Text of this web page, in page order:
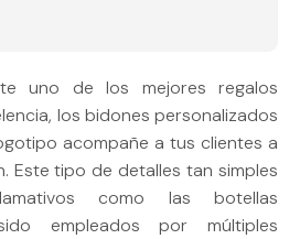
uno de los mejores regalos
los bidones personalizados
acompañe a tus clientes a
Este tipo de detalles tan simples
como las botellas
empleados por múltiples